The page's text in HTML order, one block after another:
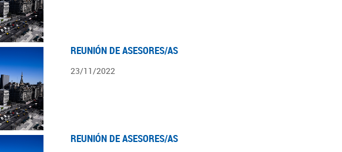
REUNIÓN DE ASESORES/AS
23/11/2022
REUNIÓN DE ASESORES/AS